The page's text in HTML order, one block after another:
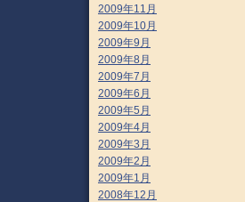
2009年11月
2009年10月
2009年9月
2009年8月
2009年7月
2009年6月
2009年5月
2009年4月
2009年3月
2009年2月
2009年1月
2008年12月